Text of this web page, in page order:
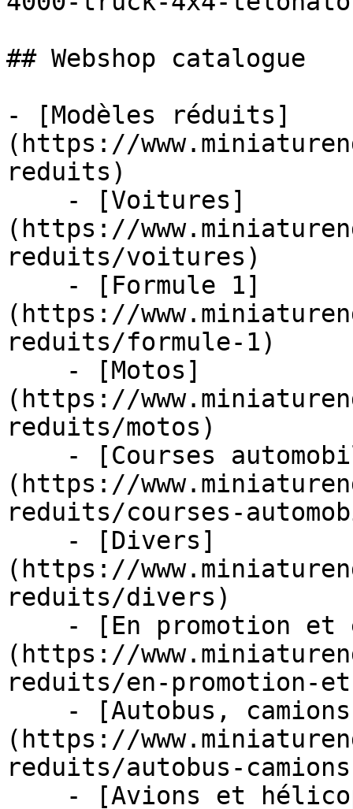
## Webshop catalogue
- [Modèles réduits]
(https://
reduits)
(https://
reduits/voitures)
(https://
reduits/formule-1)
(https://
reduits/motos)
(https://
reduits/courses-
(https://
reduits/divers)
(https://
reduits/en-promotion-
(https://
reduits/autobus-